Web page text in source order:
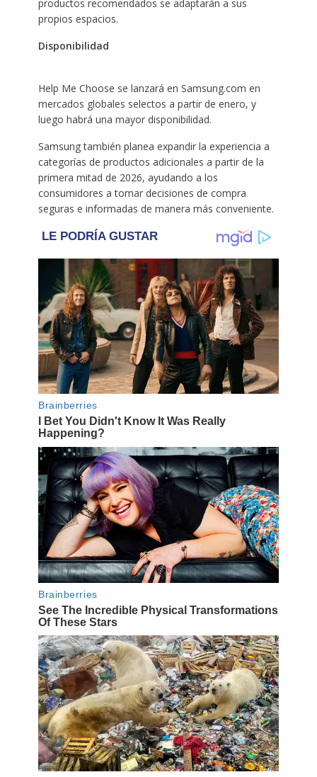
productos recomendados se adaptarán a sus
propios espacios.
Disponibilidad
Help Me Choose se lanzará en Samsung.com en
mercados globales selectos a partir de enero, y
luego habrá una mayor disponibilidad.
Samsung también planea expandir la experiencia a
categorías de productos adicionales a partir de la
primera mitad de 2026, ayudando a los
consumidores a tomar decisiones de compra
seguras e informadas de manera más conveniente.